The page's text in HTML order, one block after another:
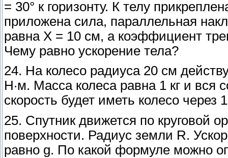
= 30° к горизонту. К телу
приложена сила, параллельная
равна Х = 10 см, а коэффициент
Чему равно ускорение тела?
24. На колесо радиуса 20 см
Н·м. Масса колеса равна 1 кг и вся
скорость будет иметь колесо через
25. Спутник движется по круговой
поверхности. Радиус земли R.
равно g. По какой формуле можно